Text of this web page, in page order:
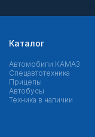
Каталог
Автомобили КАМАЗ
Спецавтотехника
Прицепы
Автобусы
Техника в наличии